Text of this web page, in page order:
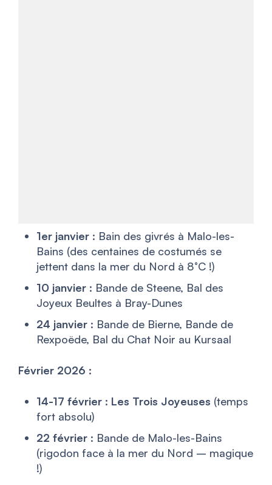
1er janvier : Bain des givrés à Malo-les-
Bains (des centaines de costumés se
jettent dans la mer du Nord à 8°C !)
10 janvier : Bande de Steene, Bal des
Joyeux Beultes à Bray-Dunes
24 janvier : Bande de Bierne, Bande de
Rexpoëde, Bal du Chat Noir au Kursaal
Février 2026 :
14-17 février : Les Trois Joyeuses (temps
fort absolu)
22 février : Bande de Malo-les-Bains
(rigodon face à la mer du Nord – magique
!)